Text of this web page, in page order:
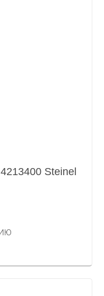
Steinel